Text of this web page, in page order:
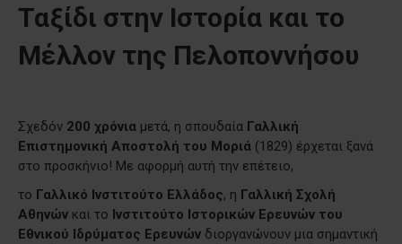
Ταξίδι στην Ιστορία και το
Μέλλον της Πελοποννήσου
Σχεδόν 200 χρόνια μετά, η σπουδαία Γαλλική
Επιστημονική Αποστολή του Μοριά (1829) έρχεται ξανά
στο προσκήνιο! Με αφορμή αυτή την επέτειο,
το Γαλλικό Ινστιτούτο Ελλάδος, η Γαλλική Σχολή
Αθηνών και το Ινστιτούτο Ιστορικών Ερευνών του
Εθνικού Ιδρύματος Ερευνών διοργανώνουν μια σημαντική